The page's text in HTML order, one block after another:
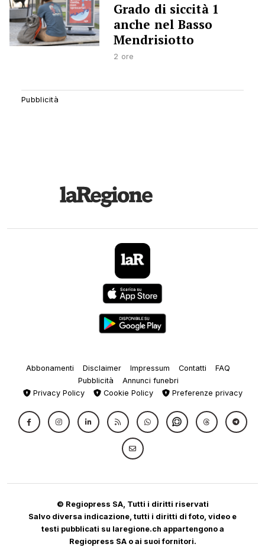
Grado di siccità 1
anche nel Basso
Mendrisiotto
2 ore
Abbonamenti Disclaimer Impressum Contatti
FAQ
Pubblicità
Annunci funebri
Privacy Policy
Cookie Policy Preferenze privacy
© Regiopress SA, Tutti i diritti riservati
Salvo diversa indicazione, tutti i diritti di foto, video e
testi pubblicati su laregione.ch appartengono a
Regiopress SA o ai suoi fornitori.